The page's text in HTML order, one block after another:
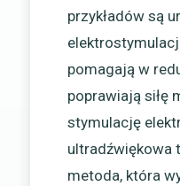
przykładów są
pomagają w
poprawiają siłę
stymulację
ultradźwiękowa
metoda, która